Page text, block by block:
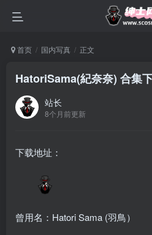
首页 国内写真 正文
HatoriSama(紀奈奈) 合集
站长
8个月前更新
下载地址：
曾用名：Hatori Sama (羽鳥）